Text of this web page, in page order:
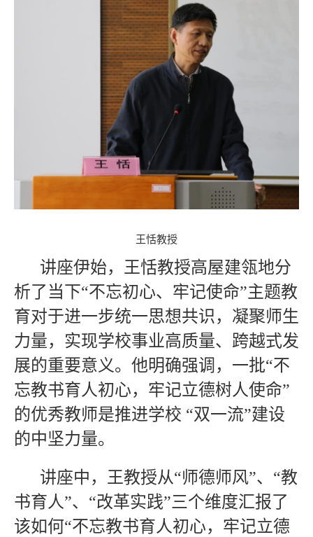
王恬教授
讲座伊始，王恬教授高屋建瓴地分
析了当下“不忘初心、牢记使命”主题教
育对于进一步统一思想共识，凝聚师生
力量，实现学校事业高质量、跨越式发
展的重要意义。他明确强调，一批“不
忘教书育人初心，牢记立德树人使命”
的优秀教师是推进学校 “双一流”建设
的中坚力量。
讲座中，王教授从“师德师风”、“教
书育人”、“改革实践”三个维度汇报了
该如何“不忘教书育人初心，牢记立德